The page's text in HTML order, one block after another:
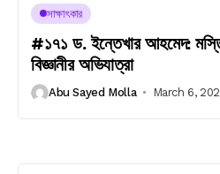
সাক্ষাৎকার
#১৭১ ড. ইন্তেখার আহমেদ:
বিজ্ঞানীর অভিযাত্রা
Abu Sayed Molla March 6,